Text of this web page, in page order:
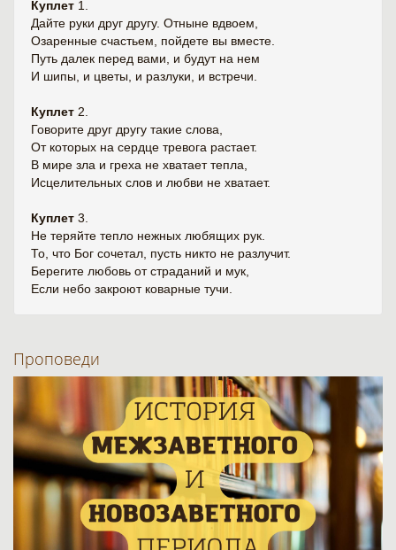
Куплет 1.
Дайте руки друг другу. Отныне вдвоем,
Озаренные счастьем, пойдете вы вместе.
Путь далек перед вами, и будут на нем
И шипы, и цветы, и разлуки, и встречи.
Куплет 2.
Говорите друг другу такие слова,
От которых на сердце тревога растает.
В мире зла и греха не хватает тепла,
Исцелительных слов и любви не хватает.
Куплет 3.
Не теряйте тепло нежных любящих рук.
То, что Бог сочетал, пусть никто не разлучит.
Берегите любовь от страданий и мук,
Если небо закроют коварные тучи.
Проповеди